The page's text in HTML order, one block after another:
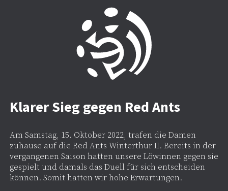
Klarer Sieg gegen Red Ants
Am Samstag, 15. Oktober 2022, trafen die Damen
zuhause auf die Red Ants Winterthur II. Bereits in der
vergangenen Saison hatten unsere Löwinnen gegen sie
gespielt und damals das Duell für sich entscheiden
können. Somit hatten wir hohe Erwartungen.